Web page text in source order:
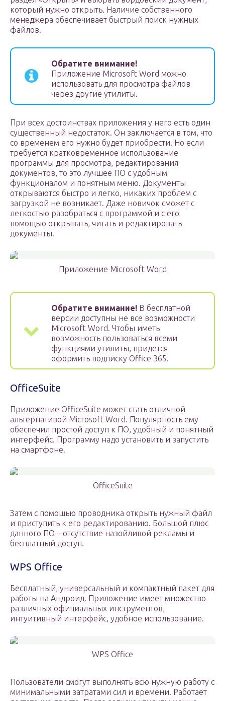
который нужно открыть. Наличие собственного
менеджера обеспечивает быстрый поиск нужных
файлов.
Обратите внимание!
Приложение Microsoft Word можно
использовать для просмотра файлов
через другие утилиты.
При всех достоинствах приложения у него есть один
существенный недостаток. Он заключается в том, что
со временем его нужно будет приобрести. Но если
требуется кратковременное использование
программы для просмотра, редактирования
документов, то это лучшее ПО с удобным
функционалом и понятным меню. Документы
открываются быстро и легко, никаких проблем с
загрузкой не возникает. Даже новичок сможет с
легкостью разобраться с программой и с его
помощью открывать, читать и редактировать
документы.
Приложение Microsoft Word
Обратите внимание! В бесплатной
версии доступны не все возможности
Microsoft Word. Чтобы иметь
возможность пользоваться всеми
функциями утилиты, придется
оформить подписку Office 365.
OfficeSuite
Приложение OfficeSuite может стать отличной
альтернативой Microsoft Word. Популярность ему
обеспечил простой доступ к ПО, удобный и понятный
интерфейс. Программу надо установить и запустить
на смартфоне.
OfficeSuite
Затем с помощью проводника открыть нужный файл
и приступить к его редактированию. Большой плюс
данного ПО – отсутствие назойливой рекламы и
бесплатный доступ.
WPS Office
Бесплатный, универсальный и компактный пакет для
работы на Андроид. Приложение имеет множество
различных официальных инструментов,
интуитивный интерфейс, удобное использование.
WPS Office
Пользователи смогут выполнять всю нужную работу с
минимальными затратами сил и времени. Работает